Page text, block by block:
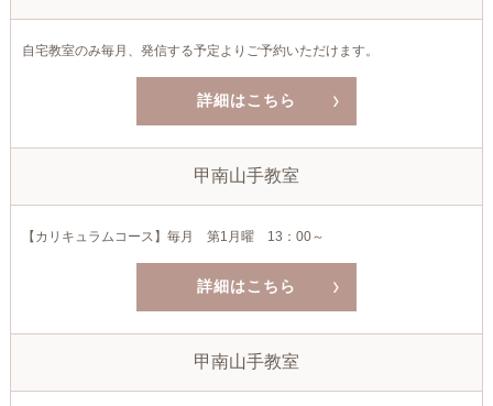
自宅教室のみ毎月、発信する予定よりご予約いただけます。
詳細はこちら
甲南山手教室
【カリキュラムコース】毎月 第1月曜 13：00～
詳細はこちら
甲南山手教室